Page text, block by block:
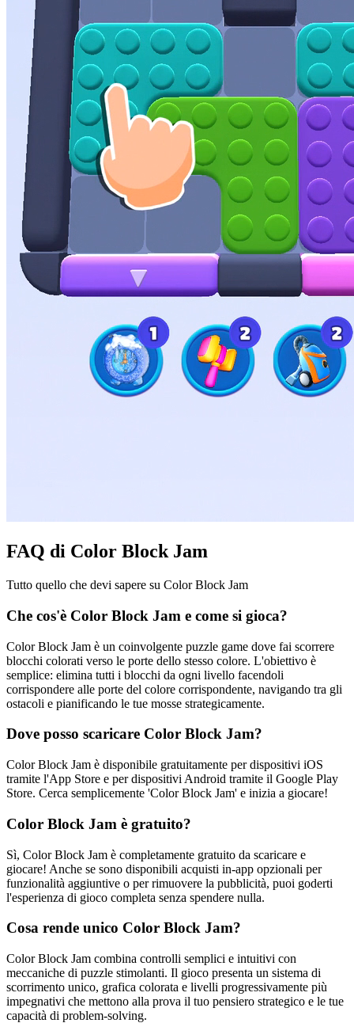
FAQ di Color Block Jam
Tutto quello che devi sapere su Color Block Jam
Che cos'è Color Block Jam e come si gioca?
Color Block Jam è un coinvolgente puzzle game dove fai scorrere
blocchi colorati verso le porte dello stesso colore. L'obiettivo è
semplice: elimina tutti i blocchi da ogni livello facendoli
corrispondere alle porte del colore corrispondente, navigando tra gli
ostacoli e pianificando le tue mosse strategicamente.
Dove posso scaricare Color Block Jam?
Color Block Jam è disponibile gratuitamente per dispositivi iOS
tramite l'App Store e per dispositivi Android tramite il Google Play
Store. Cerca semplicemente 'Color Block Jam' e inizia a giocare!
Color Block Jam è gratuito?
Sì, Color Block Jam è completamente gratuito da scaricare e
giocare! Anche se sono disponibili acquisti in-app opzionali per
funzionalità aggiuntive o per rimuovere la pubblicità, puoi goderti
l'esperienza di gioco completa senza spendere nulla.
Cosa rende unico Color Block Jam?
Color Block Jam combina controlli semplici e intuitivi con
meccaniche di puzzle stimolanti. Il gioco presenta un sistema di
scorrimento unico, grafica colorata e livelli progressivamente più
impegnativi che mettono alla prova il tuo pensiero strategico e le tue
capacità di problem-solving.